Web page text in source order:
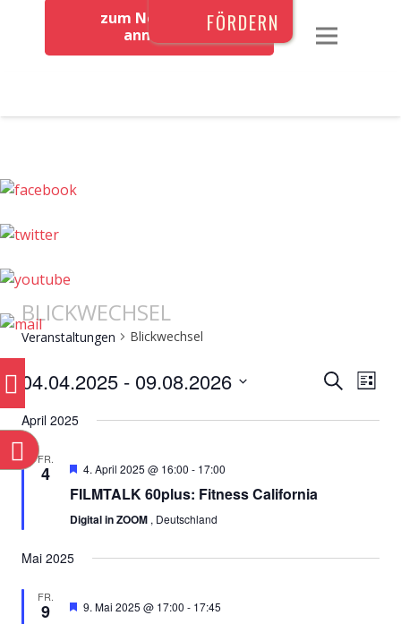
zum Newsletter
anmelden
FÖRDERN
BLICKWECHSEL
Veranstaltungen Blickwechsel
SUCHE
SucheListe
04.04.2025 - 09.08.2026
Datum
wählen.
April 2025
FR.
4 Empfohlen
4. April 2025 @ 16:00 - 17:00
FILMTALK 60plus: Fitness California
Digital in ZOOM , Deutschland
Mai 2025
FR.
9 Empfohlen
9. Mai 2025 @ 17:00 - 17:45